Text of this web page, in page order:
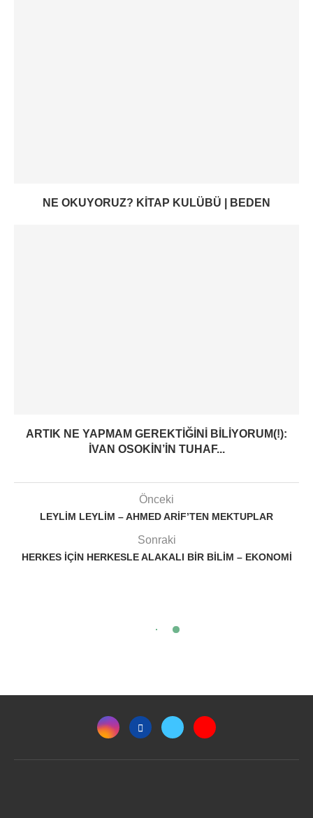
NE OKUYORUZ? KITAP KULÜBÜ | BEDEN
ARTIK NE YAPMAM GEREKTIĞINI BILIYORUM(!):
İVAN OSOKIN’IN TUHAF...
Önceki
LEYLIM LEYLIM – AHMED ARIF’TEN MEKTUPLAR
Sonraki
HERKES İÇIN HERKESLE ALAKALI BIR BILIM – EKONOMI